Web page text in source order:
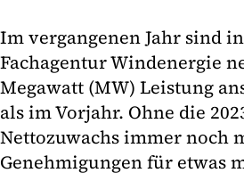
Im vergangenen Jahr sind
Fachagentur Windenergie
Megawatt (MW) Leistung
als im Vorjahr. Ohne die
Nettozuwachs immer noch
Genehmigungen für etwas